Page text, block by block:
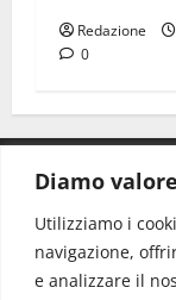
Diamo
Utilizziamo i
navigazione,
e analizzare il
Redazione
0
CONTATTI.
Redazione:
Direttore: